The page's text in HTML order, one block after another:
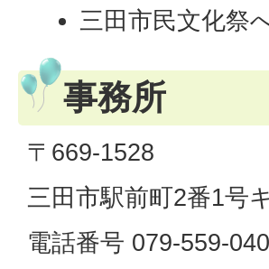
三田市民文化祭
事務所
〒669-1528
三田市駅前町2番1号
電話番号 079-559-